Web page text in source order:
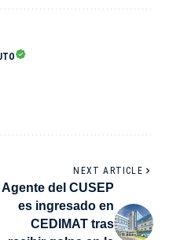
NEXT ARTICLE
Agente del CUSEP
es ingresado en
CEDIMAT tras